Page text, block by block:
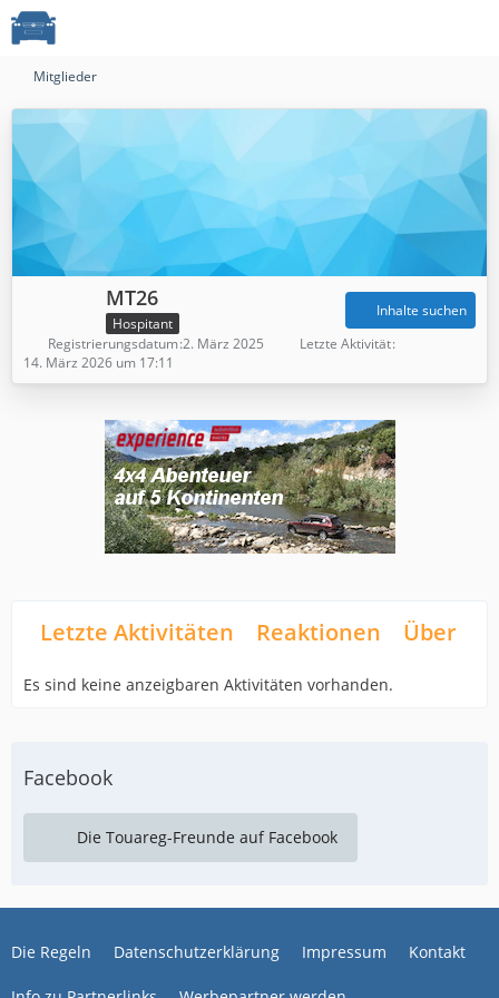
Mitglieder
MT26
Hospitant
Inhalte suchen
Registrierungsdatum 2. März 2025
Letzte Aktivität
14. März 2026 um 17:11
Letzte Aktivitäten Reaktionen Über
Es sind keine anzeigbaren Aktivitäten vorhanden.
Facebook
Die Touareg-Freunde auf Facebook
Die Regeln Datenschutzerklärung Impressum Kontakt